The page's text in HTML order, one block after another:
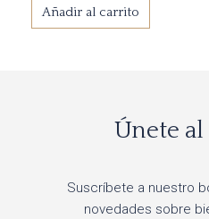
Añadir al carrito
Únete
Suscríbete a nuestro
novedades sobre